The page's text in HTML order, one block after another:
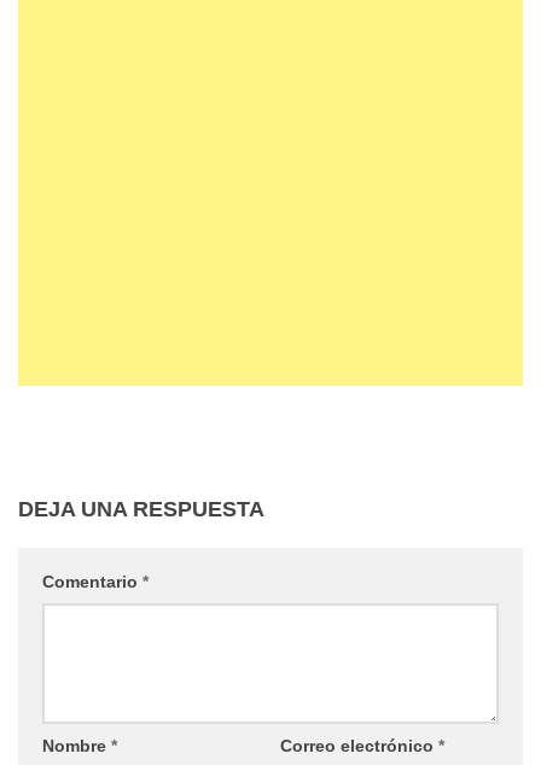
DEJA UNA RESPUESTA
Comentario *
Nombre * Correo electrónico *